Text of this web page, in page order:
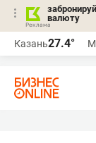
забронируй
валюту
Казань27.4°